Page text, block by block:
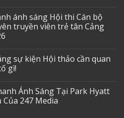
ánh sáng Hội thi Cán bộ
truyền viên trẻ tân Cảng
sự kiện Hội thảo cần quan
gì!
Ánh Sáng Tại Park Hyatt
Của 247 Media